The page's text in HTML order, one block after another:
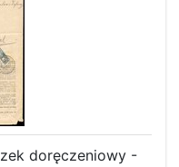
doręczeniowy -